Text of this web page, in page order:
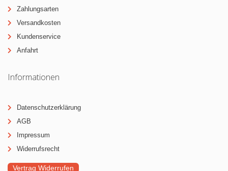
Zahlungsarten
Versandkosten
Kundenservice
Anfahrt
Informationen
Datenschutzerklärung
AGB
Impressum
Widerrufsrecht
Vertrag Widerrufen